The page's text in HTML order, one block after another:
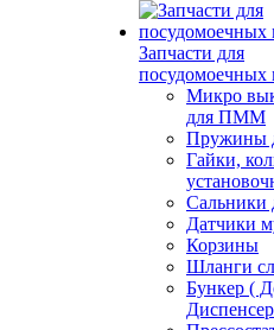
Запчасти для
Микро
для ПММ
Пружины
Гайки,
Датчики
Корзины
Шланги
Бункер (